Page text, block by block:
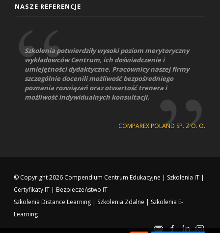
NASZE REFERENCJE
Szkolenia potwierdziły wysoki poziom merytoryczny
wykładowców Centrum, ich doświadczenie i
umiejętności dydaktyczne. Pracownicy naszej firmy
szczególnie docenili możliwość bezpośredniego
poznania rozwiązań oraz otwartość trenera i
możliwość indywidualnych konsultacji.
COMPAREX POLAND SP. Z O. O.
© Copyright 2026 Compendium Centrum Edukacyjne | Szkolenia IT |
Certyfikaty IT | Bezpieczeństwo IT
Szkolenia Distance Learning | Szkolenia Zdalne | Szkolenia E-
Learning